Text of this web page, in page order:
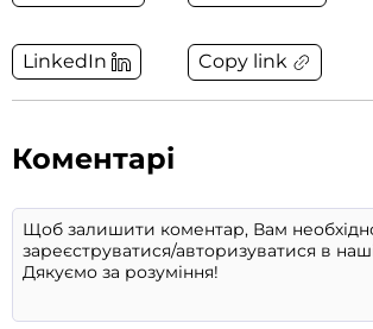
LinkedIn Copy link
Коментарі